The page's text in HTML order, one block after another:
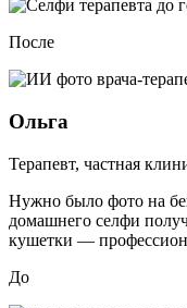
После
Ольга
Терапевт, частная
Нужно было фото на
домашнего селфи
кушетки —
До